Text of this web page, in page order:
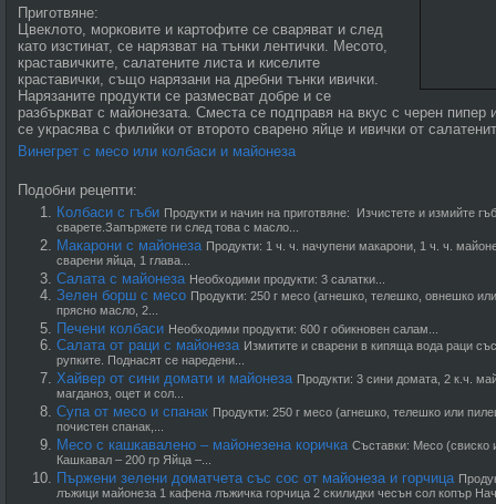
Приготвяне:
Цвеклото, морковите и картофите се сваряват и след
като изстинат, се нарязват на тънки лентички. Месото,
краставичките, салатените листа и киселите
краставички, също нарязани на дребни тънки ивички.
Нарязаните продукти се размесват добре и се
разбъркват с майонезата. Сместа се подправя на вкус с черен
се украсява с филийки от второто сварено яйце и ивички от
Винегрет с месо или колбаси и майонеза
Подобни рецепти:
Колбаси с гъби Продукти и начин на приготвяне: Изчистете и измийте
сварете.Запържете ги след това с масло...
Макарони с майонеза Продукти: 1 ч. ч. начупени макарони, 1 ч. ч.
сварени яйца, 1 глава...
Салата с майонеза Необходими продукти: 3 салатки...
Зелен борш с месо Продукти: 250 г месо (агнешко, телешко, овнешко
прясно масло, 2...
Печени колбаси Необходими продукти: 600 г обикновен салам...
Салата от раци с майонеза Измитите и сварени в кипя­ща вода раци
рупките. Подна­сят се наредени...
Хайвер от сини домати и майонеза Продукти: 3 сини домата, 2 к.ч.
магданоз, оцет и сол...
Супа от месо и спанак Продукти: 250 г месо (агнешко, телешко или
почистен спанак,...
Месо с кашкавалено – майонезена коричка Съставки: Месо (свиско
Кашкавал – 200 гр Яйца –...
Пържени зелени доматчета със сос от майонеза и горчица
лъжици майонеза 1 кафена лъжичка горчица 2 скилидки чесън сол копър